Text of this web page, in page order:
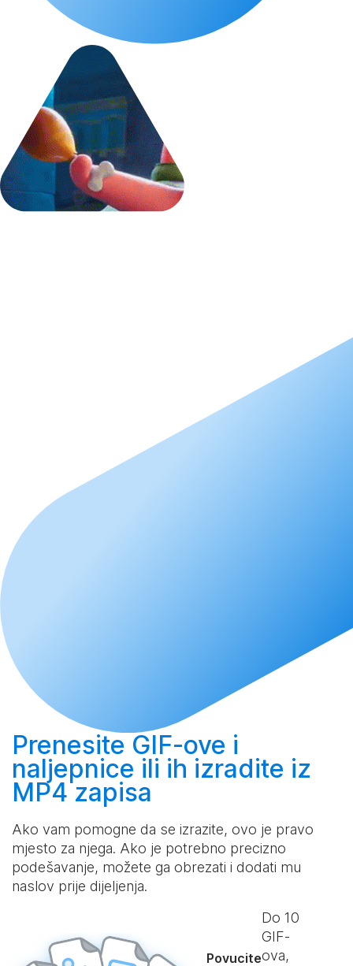
Prenesite GIF-ove i
naljepnice ili ih izradite iz
MP4 zapisa
Ako vam pomogne da se izrazite, ovo je pravo
mjesto za njega. Ako je potrebno precizno
podešavanje, možete ga obrezati i dodati mu
naslov prije dijeljenja.
Povucite
Do 10
GIF-
ova,